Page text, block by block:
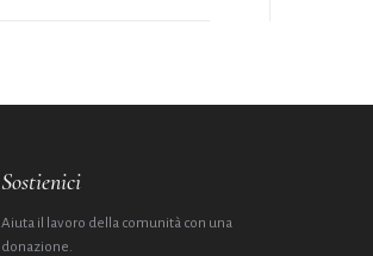
Sostienici
Aiuta il lavoro della comunità con una
donazione.